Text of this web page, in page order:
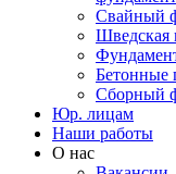
Свайный
Бетонные
Сборный
Юр. лицам
Наши работы
О нас